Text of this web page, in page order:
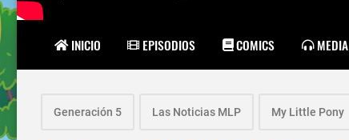
INICIO EPISODIOS COMICS MEDIA
Generación 5 Las Noticias MLP My Little Pony